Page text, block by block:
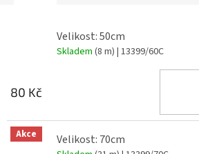
Velikost: 50cm
Skladem (8 m) | 13399/60C
80 Kč
Akce Velikost: 70cm